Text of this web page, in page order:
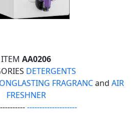
ITEM AA0206
DETERGENTS
FRAGRANCand AIR
FRESHNER
--------------------